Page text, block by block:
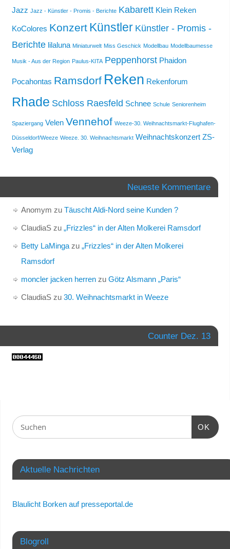
Jazz Jazz - Künstler - Promis - Berichte Kabarett Klein Reken
KoColores Konzert Künstler Künstler - Promis -
Berichte lilaluna Miniaturwelt Miss Geschick Modellbau Modellbaumesse
Musik - Aus der Region Paulus-KITA Peppenhorst Phaidon
Pocahontas Ramsdorf Reken Rekenforum
Rhade Schloss Raesfeld Schnee Schule Seniorenheim
Spaziergang Velen Vennehof Weeze-30. Weihnachtsmarkt-Flughafen-
Düsseldorf/Weeze Weeze. 30. Weihnachtsmarkt Weihnachtskonzert ZS-
Verlag
Neueste Kommentare
Anomym zu Täuscht Aldi-Nord seine Kunden ?
ClaudiaSzu „Frizzles“ in der Alten Molkerei Ramsdorf
Betty LaMingazu „Frizzles“ in der Alten Molkerei
Ramsdorf
moncler jacken herrenzu Götz Alsmann „Paris“
ClaudiaSzu 30. Weihnachtsmarkt in Weeze
Counter Dez. 13
OK
Aktuelle Nachrichten
Blaulicht Borken auf presseportal.de
Blogroll